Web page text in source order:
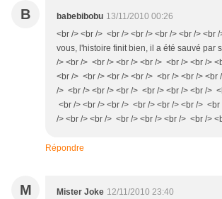
B babebibobu 13/11/2010 00:26
<br /> <br /> <br /> <br /> <br /> <br /> <br
vous, l'histoire finit bien, il a été sauvé par
/> <br /> <br /> <br /> <br /> <br /> <br />
<br /> <br /> <br /> <br /> <br /> <br /> <br
/> <br /> <br /> <br /> <br /> <br /> <br />
<br /> <br /> <br /> <br /> <br /> <br />
/> <br /> <br /> <br /> <br /> <br /> <br />
Répondre
M Mister Joke 12/11/2010 23:40